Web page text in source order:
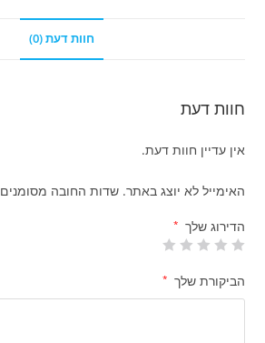
חוות דעת (0)
חוות דעת
אין עדיין חוות דעת.
האימייל לא יוצג באתר. שדות החובה מסומנים
הדירוג שלך *
הביקורת שלך *